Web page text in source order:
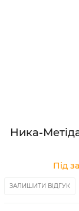
Ника-
Під
ЗАЛИШИТИ ВІДГУК